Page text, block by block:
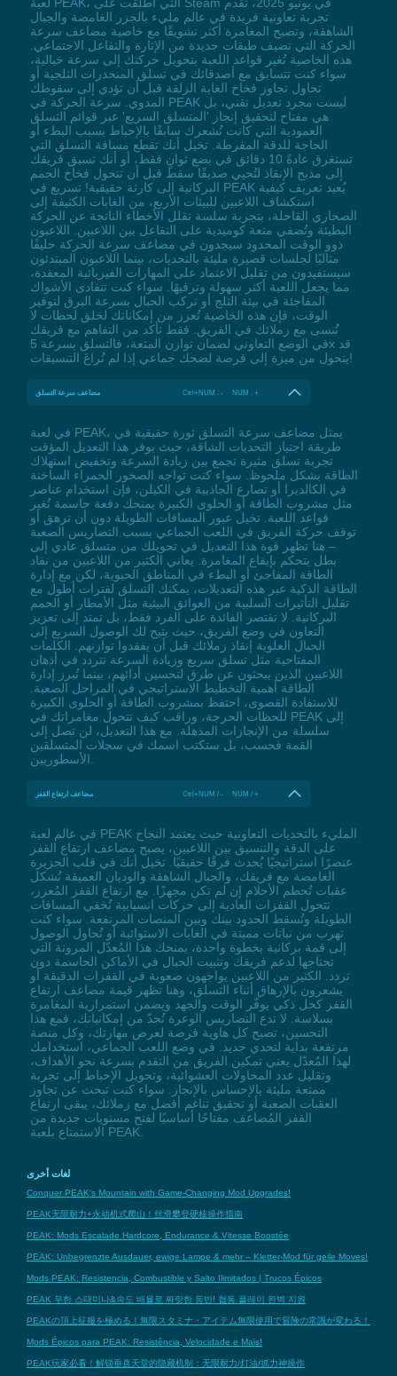
تجربة تعاونية فريدة في عالم مليء بالجزر الغامضة والجبال
الشاهقة، وتصبح المغامرة أكثر تشويقًا مع خاصية مضاعف سرعة
الحركة التي تضيف طبقات جديدة من الإثارة والتفاعل الاجتماعي.
هذه الخاصية تُغير قواعد اللعبة بتحويل حركتك إلى سرعة خيالية،
سواء كنت تتسابق مع أصدقائك في تسلق المنحدرات الثلجية أو
تحاول تجاوز فخاخ الغابة الزلقة قبل أن تؤدي إلى سقوطك
المدوي. سرعة الحركة في PEAK ليست مجرد تعديل تقني، بل
هي مفتاح لتحقيق إنجاز 'المتسلق السريع' عبر قوائم التسلق
العمودية التي كانت تُشعرك سابقًا بالإحباط بسبب البطء أو
الحاجة للدقة المفرطة. تخيل أنك تقطع مسافة التسلق التي
تستغرق عادةً 10 دقائق في بضع ثوانٍ فقط، أو أنك تسبق فريقك
إلى مذبح الإنقاذ لتُحيي صديقًا سقط قبل أن تتحول فخاخ الحمم
البركانية إلى كارثة حقيقية! تسريع في PEAK يُعيد تعريف كيفية
استكشاف اللاعبين للبيئات الأربع، من الغابات الكثيفة إلى
الصحاري القاحلة، بتجربة سلسة تقلل الأخطاء الناتجة عن الحركة
البطيئة وتُضفي متعة كوميدية على التفاعل بين اللاعبين. اللاعبون
ذوو الوقت المحدود سيجدون في مضاعف سرعة الحركة حليفًا
مثاليًا لجلسات قصيرة مليئة بالتحديات، بينما اللاعبون المبتدئون
سيستفيدون من تقليل الاعتماد على المهارات الفيزيائية المعقدة،
مما يجعل اللعبة أكثر سهولة وترفيهًا. سواء كنت تتفادى الأشواك
المفاجئة في بيئة الثلج أو تركب الحبال بسرعة البرق لتوفير
الوقت، فإن هذه الخاصية تُعزز من إمكاناتك لخلق لحظات لا
تُنسى مع زملائك في الفريق. فقط تأكد من التفاهم مع فريقك
في الوضع التعاوني لضمان توازن المتعة، فالتسلق بسرعة 5x قد
يتحول من ميزة إلى فرصة لضحك جماعي إذا لم تُراعَ التنسيقات!
مضاعف سرعة التسلق Ctrl+NUM . - NUM . +
في لعبة PEAK، يمثل مضاعف سرعة التسلق ثورة حقيقية في
طريقة اجتياز التحديات الشاقة، حيث يوفر هذا التعديل المؤقت
تجربة تسلق مثيرة تجمع بين زيادة السرعة وتخفيض استهلاك
الطاقة بشكل ملحوظ. سواء كنت تواجه الصخور الحمراء الساخنة
في الكالديرا أو تصارع الجاذبية في الكيلن، فإن استخدام عناصر
مثل مشروب الطاقة أو الحلوى الكبيرة يمنحك دفعة حاسمة تُغير
قواعد اللعبة. تخيل عبور المسافات الطويلة دون أن ترهق أو
توقف حركة الفريق في اللعب الجماعي بسبب التضاريس الصعبة
– هنا تظهر قوة هذا التعديل في تحويلك من متسلق عادي إلى
بطل يتحكم بإيقاع المغامرة. يعاني الكثير من اللاعبين من نفاد
الطاقة المفاجئ أو البطء في المناطق الحيوية، لكن مع إدارة
الطاقة الذكية عبر هذه التعديلات، يمكنك التسلق لفترات أطول مع
تقليل التأثيرات السلبية من العوائق البيئية مثل الأمطار أو الحمم
البركانية. لا تقتصر الفائدة على الفرد فقط، بل تمتد إلى تعزيز
التعاون في وضع الفريق، حيث يتيح لك الوصول السريع إلى
الحبال العلوية إنقاذ زملائك قبل أن يفقدوا توازنهم. الكلمات
المفتاحية مثل تسلق سريع وزيادة السرعة تتردد في أذهان
اللاعبين الذين يبحثون عن طرق لتحسين أدائهم، بينما تُبرز إدارة
الطاقة أهمية التخطيط الاستراتيجي في المراحل الصعبة.
للاستفادة القصوى، احتفظ بمشروب الطاقة أو الحلوى الكبيرة
للحظات الحرجة، وراقب كيف تتحول مغامراتك في PEAK إلى
سلسلة من الإنجازات المذهلة. مع هذا التعديل، لن تصل إلى
القمة فحسب، بل ستكتب اسمك في سجلات المتسلقين
مضاعف ارتفاع القفز Ctrl+NUM / - NUM / +
في عالم لعبة PEAK المليء بالتحديات التعاونية حيث يعتمد النجاح
على الدقة والتنسيق بين اللاعبين، يصبح مضاعف ارتفاع القفز
عنصرًا استراتيجيًا يُحدث فرقًا حقيقيًا. تخيل أنك في قلب الجزيرة
الغامضة مع فريقك، والجبال الشاهقة والوديان العميقة تُشكل
عقبات تُحطم الأحلام إن لم تكن مجهزًا. مع ارتفاع القفز المُعزز،
تتحول القفزات العادية إلى حركات انسيابية تُخفي المسافات
الطويلة وتُسقط الحدود بينك وبين المنصات المرتفعة. سواء كنت
تهرب من نباتات مميتة في الغابات الاستوائية أو تُحاول الوصول
إلى قمة بركانية بخطوة واحدة، يمنحك هذا المُعدّل المرونة التي
تحتاجها لدعم فريقك وتثبيت الحبال في الأماكن الحاسمة دون
تردد. الكثير من اللاعبين يواجهون صعوبة في القفزات الدقيقة أو
يشعرون بالإرهاق أثناء التسلق، وهنا تظهر قيمة مضاعف ارتفاع
القفز كحل ذكي يوفّر الوقت والجهد ويضمن استمرارية المغامرة
بسلاسة. لا تدع التضاريس الوعرة تُحدّ من إمكانياتك، فمع هذا
التحسين، تصبح كل هاوية فرصة لعرض مهارتك، وكل منصة
مرتفعة بداية لتحدي جديد. في وضع اللعب الجماعي، استخدامك
لهذا المُعدّل يعني تمكين الفريق من التقدم بسرعة نحو الأهداف،
وتقليل عدد المحاولات العشوائية، وتحويل الإحباط إلى تجربة
ممتعة مليئة بالإحساس بالإنجاز. سواء كنت تبحث عن تجاوز
العقبات الصعبة أو تحقيق تناغم أفضل مع زملائك، يبقى ارتفاع
القفز المُضاعف مفتاحًا أساسيًا لفتح مستويات جديدة من
الاستمتاع بلعبة PEAK.
لغات أخرى
Conquer PEAK's Mountain with Game-Changing Mod Upgrades!
PEAK无限耐力+永动机式爬山！丝滑攀登硬核操作指南
PEAK: Mods Escalade Hardcore, Endurance & Vitesse Boostée
PEAK: Unbegrenzte Ausdauer, ewige Lampe & mehr – Kletter-Mod für geile Moves!
Mods PEAK: Resistencia, Combustible y Salto Ilimitados | Trucos Épicos
PEAK 무한 스태미나&속도 배율로 짜릿한 등반! 협동 플레이 완벽 지원
PEAKの頂上征服を極める！無限スタミナ・アイテム無限使用で冒険の常識が変わる！
Mods Épicos para PEAK: Resistência, Velocidade e Mais!
PEAK玩家必看！解锁垂直天堂的隐藏机制：无限耐力/灯油/抓力神操作